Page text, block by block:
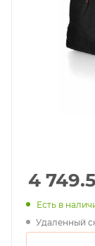
4
Есть в
Удаленный